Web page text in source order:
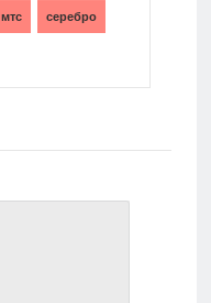
мтс серебро